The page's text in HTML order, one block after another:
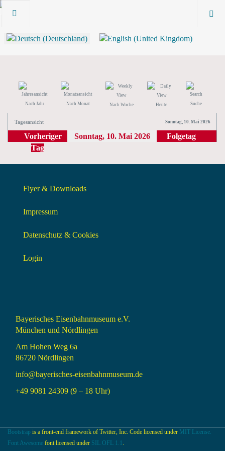
Nach Jahr Nach Monat Nach Woche Heute Suche
Tagesansicht Sonntag, 10. Mai 2026
Vorheriger
Tag
Sonntag, 10. Mai 2026 Folgetag
Flyer & Downloads
Impressum
Datenschutz & Cookies
Login
Bayerisches Eisenbahnmuseum e.V.
München und Nördlingen
Am Hohen Weg 6a
86720 Nördlingen
info@bayerisches-eisenbahnmuseum.de
+49 9081 24309 (9 – 18 Uhr)
Bootstrap is a front-end framework of Twitter, Inc. Code licensed under MIT License.
Font Awesome font licensed under SIL OFL 1.1 .